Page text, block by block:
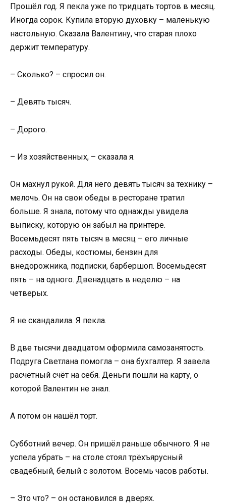
Прошёл год. Я пекла уже по тридцать тортов в месяц.
Иногда сорок. Купила вторую духовку – маленькую
настольную. Сказала Валентину, что старая плохо
держит температуру.
– Сколько? – спросил он.
– Девять тысяч.
– Дорого.
– Из хозяйственных, – сказала я.
Он махнул рукой. Для него девять тысяч за технику –
мелочь. Он на свои обеды в ресторане тратил
больше. Я знала, потому что однажды увидела
выписку, которую он забыл на принтере.
Восемьдесят пять тысяч в месяц – его личные
расходы. Обеды, костюмы, бензин для
внедорожника, подписки, барбершоп. Восемьдесят
пять – на одного. Двенадцать в неделю – на
четверых.
Я не скандалила. Я пекла.
В две тысячи двадцатом оформила самозанятость.
Подруга Светлана помогла – она бухгалтер. Я завела
расчётный счёт на себя. Деньги пошли на карту, о
которой Валентин не знал.
А потом он нашёл торт.
Субботний вечер. Он пришёл раньше обычного. Я не
успела убрать – на столе стоял трёхъярусный
свадебный, белый с золотом. Восемь часов работы.
– Это что? – он остановился в дверях.